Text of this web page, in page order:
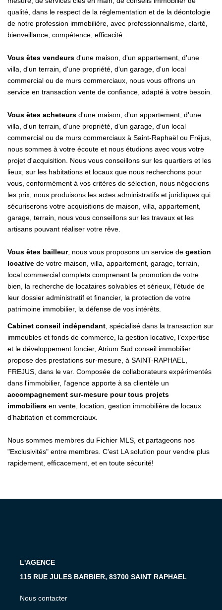
qualité, dans le respect de la réglementation et de la déontologie
de notre profession immobilière, avec professionnalisme, clarté,
bienveillance, compétence, efficacité.
Vous êtes vendeurs d'une maison, d'un appartement, d'une
villa, d'un terrain, d'une propriété, d'un garage, d'un local
commercial ou de murs commerciaux, nous vous offrons un
service en transaction vente de confiance, adapté à votre besoin.
Vous êtes acheteurs d'une maison, d'un appartement, d'une
villa, d'un terrain, d'une propriété, d'un garage, d'un local
commercial ou de murs commerciaux à Saint-Raphaël ou Fréjus,
nous sommes à votre écoute et nous étudions avec vous votre
projet d'acquisition. Nous vous conseillons sur les quartiers et les
lieux, sur les habitations et locaux que nous recherchons pour
vous, conformément à vos critères de sélection, nous négocions
les prix, nous produisons les actes administratifs et juridiques qui
sécuriserons votre acquisitions de maison, villa, appartement,
garage, terrain, nous vous conseillons sur les travaux et les
artisans pouvant réaliser votre rêve.
Vous êtes bailleur, nous vous proposons un service de gestion
locative de votre maison, villa, appartement, garage, terrain,
local commercial complets comprenant la promotion de votre
bien, la recherche de locataires solvables et sérieux, l'étude de
leur dossier administratif et financier, la protection de votre
patrimoine immobilier, la défense de vos intérêts.
Cabinet conseil indépendant , spécialisé dans la transaction sur
immeubles et fonds de commerce, la gestion locative, l’expertise
et le développement foncier, Atrium Sud conseil immobilier
propose des prestations sur-mesure, à SAINT-RAPHAEL,
FREJUS, dans le var. Composée de collaborateurs expérimentés
dans l'immobilier, l’agence apporte à sa clientèle un
accompagnement sur-mesure pour tous projets
immobiliers en vente, location, gestion immobilière de locaux
d'habitation et commerciaux.
Nous sommes membres du Fichier MLS, et partageons nos
"Exclusivités" entre membres. C'est LA solution pour vendre plus
rapidement, efficacement, et en toute sécurité!
L'AGENCE
115 RUE JULES BARBIER, 83700 SAINT RAPHAEL
Nous contacter